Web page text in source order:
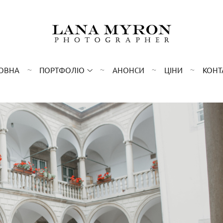
ПОРТФОЛІО АНОНСИ ЦІНИ